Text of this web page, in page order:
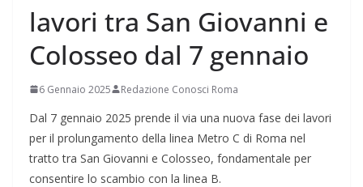
lavori tra San Giovanni e
Colosseo dal 7 gennaio
6 Gennaio 2025 Redazione Conosci Roma
Dal 7 gennaio 2025 prende il via una nuova fase dei lavori
per il prolungamento della linea Metro C di Roma nel
tratto tra San Giovanni e Colosseo, fondamentale per
consentire lo scambio con la linea B.